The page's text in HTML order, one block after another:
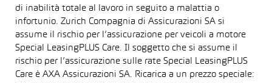
di inabilità totale al lavoro in seguito a malattia o
infortunio. Zurich Compagnia di Assicurazioni SA si
assume il rischio per l’assicurazione per veicoli a motore
Special LeasingPLUS Care. Il soggetto che si assume il
rischio per l’assicurazione sulle rate Special LeasingPLUS
Care è AXA Assicurazioni SA. Ricarica a un prezzo speciale: